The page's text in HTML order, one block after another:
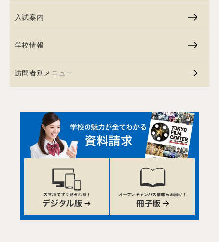
入試案内
学校情報
訪問者別メニュー